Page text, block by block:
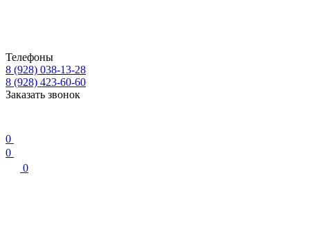
Телефоны
8 (928) 038-13-28
8 (928) 423-60-60
Заказать звонок
0
0
0